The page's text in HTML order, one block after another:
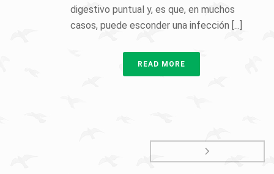
digestivo puntual y, es que, en muchos
casos, puede esconder una infección [...]
READ MORE